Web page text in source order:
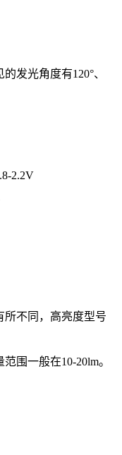
发光角度有120°、
2.2V
所不同，高亮度型号
围一般在10-20lm。